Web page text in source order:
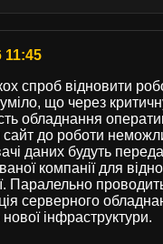
11:45
спроб відновити
що через
обладнання
сайт до роботи
даних будуть
компанії для
Паралельно
серверного
нової інфраструктури.